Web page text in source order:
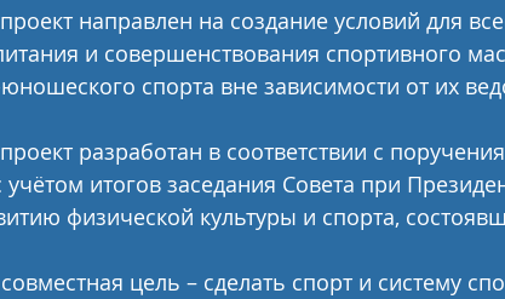
направлен на создание условий для
и совершенствования спортивного
юношеского спорта вне зависимости от их
разработан в соответствии с
учётом итогов заседания Совета при
физической культуры и спорта,
цель – сделать спорт и систему